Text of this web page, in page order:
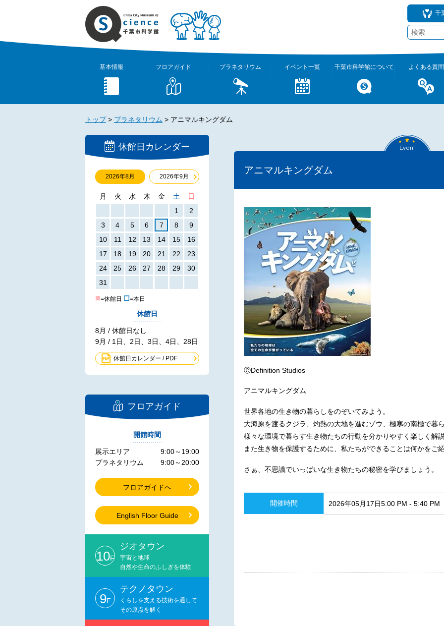
千
基本情報 フロアガイド プラネタリウム イベント一覧 千葉市科学館について よくある質問
トップ> プラネタリウム > アニマルキングダム
休館日カレンダー
2026年8月 2026年9月
月 火 水 木 金 土
日
1
2
3
4 5 6 7 8
9
10
11 12 13 14 15
16
17
18 19 20 21 22
23
24
25 26 27 28 29
30
31
■=休館日 ☐=本日
休館日
8月 / 休館日なし
9月 / 1日、2日、3日、4日、28日
休館日カレンダー / PDF
フロアガイド
開館時間
展示エリア
プラネタリウム
9:00～19:00
9:00～20:00
フロアガイドへ
English Floor Guide
10F
ジオタウン
宇宙と地球
自然や生命のふしぎを体験
9F
テクノタウン
くらしを支える技術を通して
その原点を解く
Event
アニマルキングダム
ⒸDefinition Studios
アニマルキングダム
世界各地の生き物の暮らしをのぞいてみよう。
大海原を渡るクジラ、灼熱の大地を進むゾウ、極寒の南極で暮
様々な環境で暮らす生き物たちの行動を分かりやすく楽しく解説
また生き物を保護するために、私たちができることは何かをご紹
さぁ、不思議でいっぱいな生き物たちの秘密を学びましょう。
開催時間 2026年05月17日5:00 PM - 5:40 PM